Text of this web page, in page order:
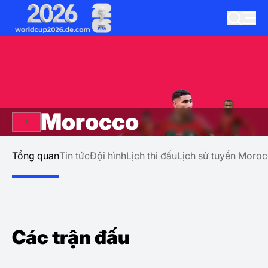
Morocco
Tổng quanTin tứcĐội hìnhLịch thi đấuLịch sử tuyển
Các trận đấu